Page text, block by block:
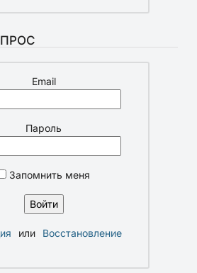
Email
Пароль
Запомнить меня
или
Восстановление